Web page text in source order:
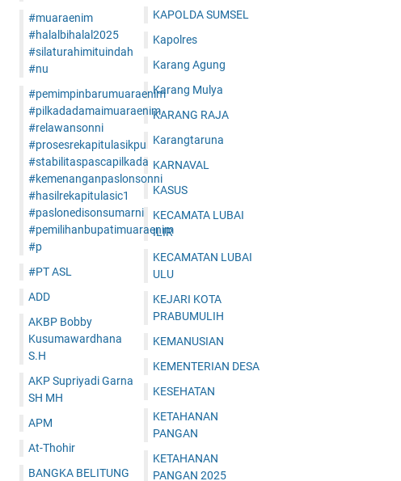
#muaraenim
#halalbihalal2025
#silaturahimituindah
#nu
#pemimpinbarumuaraenim
#pilkadadamaimuaraenim
#relawansonni
#prosesrekapitulasikpu
#stabilitaspascapilkada
#kemenanganpaslonsonni
#hasilrekapitulasic1
#paslonedisonsumarni
#pemilihanbupatimuaraenim
#p
#PT ASL
ADD
AKBP Bobby
Kusumawardhana
S.H
AKP Supriyadi Garna
SH MH
APM
At-Thohir
BANGKA BELITUNG
KAPOLDA SUMSEL
Kapolres
Karang Agung
Karang Mulya
KARANG RAJA
Karangtaruna
KARNAVAL
KASUS
KECAMATA LUBAI
ILIR
KECAMATAN LUBAI
ULU
KEJARI KOTA
PRABUMULIH
KEMANUSIAN
KEMENTERIAN DESA
KESEHATAN
KETAHANAN
PANGAN
KETAHANAN
PANGAN 2025